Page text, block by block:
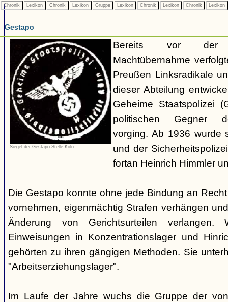
Chronik Lexikon Chronik Lexikon Gruppe Lexikon Chronik Lexikon Chronik Lexikon
Gestapo
Siegel der Gestapo-Stelle Köln
Bereits vor der
Machtübernahme
Preußen Linksradikale
dieser Abteilung
Geheime Staatspolizei
politischen Gegner
vorging. Ab 1936 wurde
und der
fortan Heinrich Himmler
Die Gestapo konnte ohne jede Bindung an
vornehmen, eigenmächtig Strafen verhängen
Änderung von Gerichtsurteilen verlangen.
Einweisungen in Konzentrationslager und
gehörten zu ihren gängigen Methoden. Sie
"Arbeitserziehungslager".
Im Laufe der Jahre wuchs die Gruppe der